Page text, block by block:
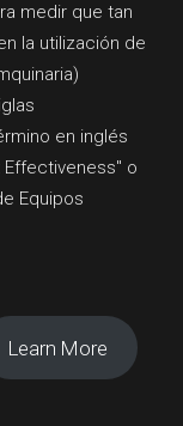
medir que tan
la utilización de
en inglés
Effectiveness" o
Equipos
Learn More